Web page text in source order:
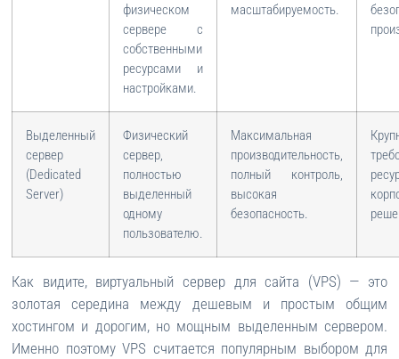
физическом
сервере с
собственными
ресурсами и
настройками.
масштабируемость.
Выделенный
сервер
(Dedicated
Server)
Физический
сервер,
полностью
выделенный
одному
пользователю.
Максимальная
производительность,
полный контроль,
высокая
безопасность.
Как видите, виртуальный сервер для сайта (VPS) — это
золотая середина между дешевым и простым общим
хостингом и дорогим, но мощным выделенным сервером.
Именно поэтому VPS считается популярным выбором для